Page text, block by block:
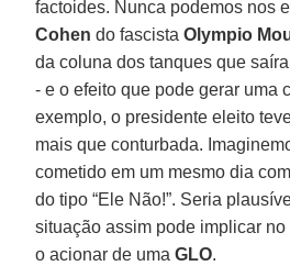
factoides. Nunca podemos nos
Cohen do fascistaOlympio
da coluna dos tanques que
- e o efeito que pode gerar uma
exemplo, o presidente eleito
mais que conturbada.
cometido em um mesmo dia
do tipo “Ele Não!”. Seria
situação assim pode implicar
o acionar de umaGLO.